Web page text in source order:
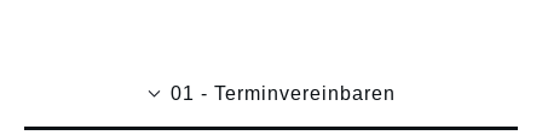
01 - Terminvereinbaren